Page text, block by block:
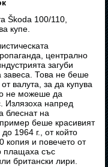
Škoda 100/110,
купе.
централно
загуби
завеса. Това не беше
валута, за да купува
не можеше да
Излязоха напред
блеснат на
беше красивият
1964 г., от който
копия и повечето от
плащаха със
британски лири.